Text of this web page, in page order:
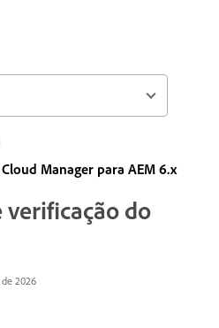
Manager para AEM 6.x
verificação do
2026